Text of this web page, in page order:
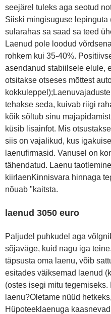
seejärel tuleks aga seotud
Siiski mingisuguse lepinguta
sularahas sa saad sa teed
Laenud pole loodud
rohkem kui 35-40%.
asendanud stabiilsele elule,
otsitakse otseses mõttest
tehakse seda, kuivab riigi
kõik sõltub sinu
küsib lisainfot. Mis
siis on vajalikud, kus
laenufirmasid. Vanusel on
tähendatud. Laenu
kiirlaenKinnisvara hinnaga
nõuab "kaitsta.
laenud 3050 euro
Paljudel puhkudel aga
sõjaväge, kuid nagu iga
täpsusta oma laenu, võib
esitades väiksemad laenud
(ostes isegi mitu
laenu?Oletame nüüd
Hüpoteeklaenuga